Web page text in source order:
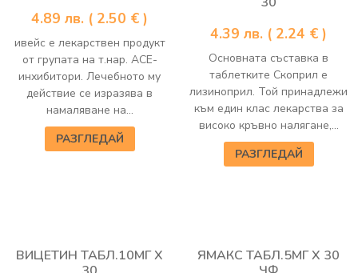
4.89 лв. ( 2.50 € )
ивейс е лекарствен продукт
от групата на т.нар. АСЕ-
инхибитори. Лечебното му
действие се изразява в
намаляване на...
РАЗГЛЕДАЙ
4.39 лв. ( 2.24 € )
Основната съставка в
таблетките Скоприл е
лизиноприл. Той принадлежи
към един клас лекарства за
високо кръвно налягане,...
РАЗГЛЕДАЙ
ВИЦЕТИН ТАБЛ.10МГ Х
ЯМАКС ТАБЛ.5МГ Х 30